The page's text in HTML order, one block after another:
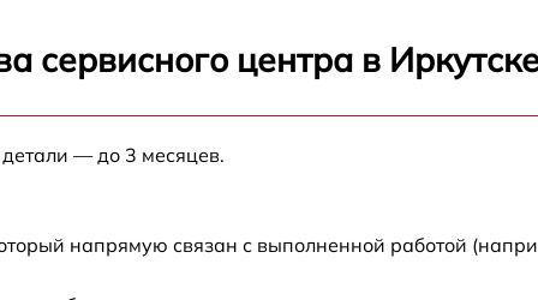
сервисного центра в
— до 3 месяцев.
напрямую связан с выполненной работой